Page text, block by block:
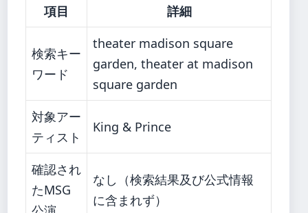
項目 詳細
検索キー
ワード
theater madison square
garden, theater at madison
square garden
対象アー
ティスト
King & Prince
確認され
たMSG
なし（検索結果及び公式情報
に含まれず）